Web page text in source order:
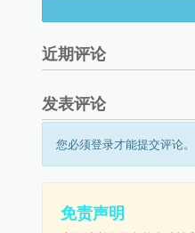
近期评论
发表评论
您必须登录才能提交评论。
免责声明